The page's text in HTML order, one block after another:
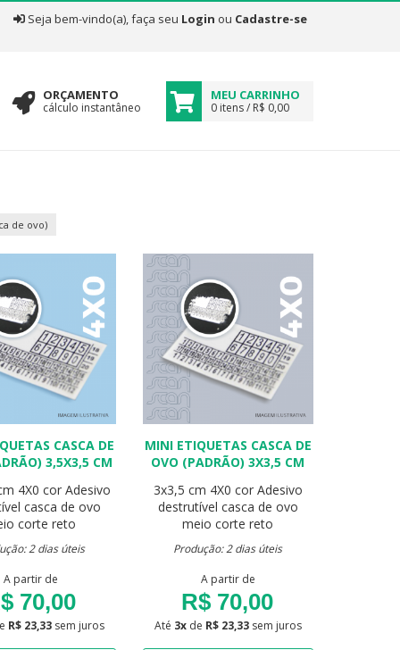
Seja bem-vindo(a), faça seu Login ou Cadastre-se
ORÇAMENTO
cálculo instantâneo
MEU CARRINHO
0 itens / R$ 0,00
de ovo)
CASCA DE
3,5X3,5 CM
4X0 cor Adesivo
casca de ovo
corte reto
2 dias úteis
A partir de
70,00
R$ 23,33sem juros
MINI ETIQUETAS CASCA DE
OVO (PADRÃO) 3X3,5 CM
3x3,5 cm 4X0 cor Adesivo
destrutível casca de ovo
meio corte reto
Produção: 2 dias úteis
A partir de
R$ 70,00
Até 3xde R$ 23,33sem juros